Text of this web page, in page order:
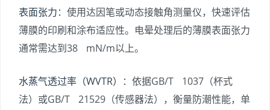
表面张力：使用达因笔或动态接触角测量仪，快速评估
薄膜的印刷和涂布适应性。电晕处理后的薄膜表面张力
通常需达到38 mN/m以上。
水蒸气透过率（WVTR）
：依据GB/T 1037（杯式
法）或GB/T 21529（传感器法），衡量防潮性能，单